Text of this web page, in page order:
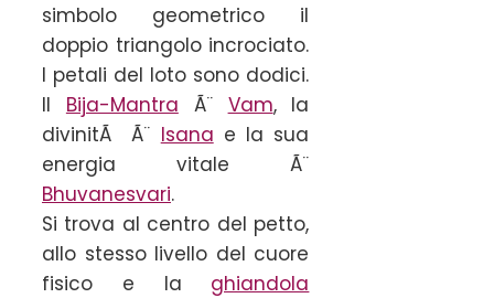
simbolo geometrico il
doppio triangolo incrociato.
I petali del loto sono dodici.
Il Bija-Mantra Ã¨ Vam, la
divinitÃ Ã¨ Isana e la sua
energia vitale Ã¨
Bhuvanesvari.
Si trova al centro del petto,
allo stesso livello del cuore
fisico e la ghiandola